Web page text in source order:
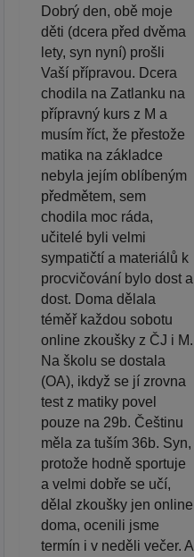
Dobrý den, obě moje
děti (dcera před dvěma
lety, syn nyní) prošli
Vaší přípravou. Dcera
chodila na Zatlanku na
přípravný kurs z M a
musím říct, že přestože
matika na základce
nebyla jejím oblíbeným
předmětem, sem
chodila moc ráda,
učitelé byli velmi
sympatičtí a materiálů k
procvičování bylo dost a
dost. Doma dělala
téměř každou sobotu
online zkoušky z ČJ i M.
Na školu se dostala
(OA), ikdyž se jí zrovna
test z matiky povel
pouze na 29b. Češtinu
měla za tuším 36b. Syn,
protože hodně sportuje
a velmi dobře se učí,
dělal zkoušky jen online
doma, ocenili jsme
termín i v neděli večer. A